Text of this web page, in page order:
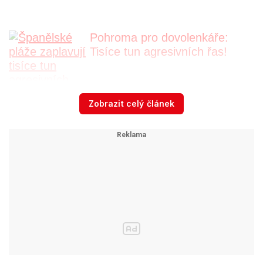
Pohroma pro dovolenkáře:
Tisíce tun agresivních řas!
Zobrazit celý článek